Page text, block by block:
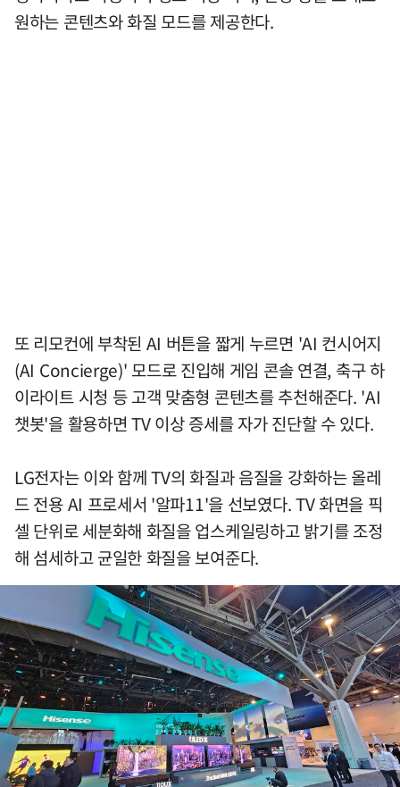
원하는 콘텐츠와 화질 모드를 제공한다.
또 리모컨에 부착된 AI 버튼을 짧게 누르면 'AI 컨시어지
(AI Concierge)' 모드로 진입해 게임 콘솔 연결, 축구 하
이라이트 시청 등 고객 맞춤형 콘텐츠를 추천해준다. 'AI
챗봇'을 활용하면 TV 이상 증세를 자가 진단할 수 있다.
LG전자는 이와 함께 TV의 화질과 음질을 강화하는 올레
드 전용 AI 프로세서 '알파11'을 선보였다. TV 화면을 픽
셀 단위로 세분화해 화질을 업스케일링하고 밝기를 조정
해 섬세하고 균일한 화질을 보여준다.